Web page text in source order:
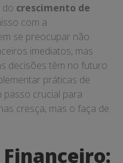
do crescimento de
com a
se preocupar não
imediatos, mas
decisões têm no futuro
práticas de
passo crucial para
cresça, mas o faça de